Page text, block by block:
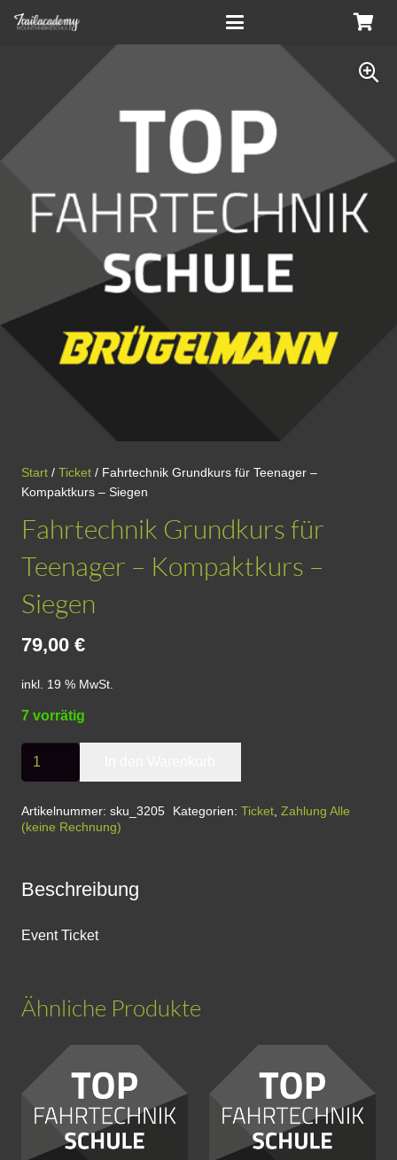
Start / Ticket / Fahrtechnik Grundkurs für Teenager –
Kompaktkurs – Siegen
Fahrtechnik Grundkurs für
Teenager – Kompaktkurs –
Siegen
79,00 €
inkl. 19 % MwSt.
7 vorrätig
Fahrtechnik
Grundkurs
für
Teenager
Siegen
Artikelnummer: sku_3205 Kategorien: Ticket, Zahlung Alle
(keine Rechnung)
Beschreibung
Event Ticket
Ähnliche Produkte